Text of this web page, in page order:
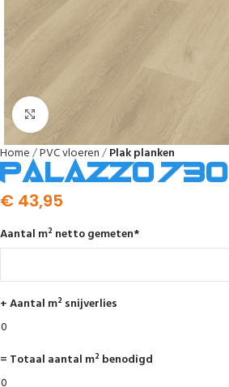
Home PVC vloeren Plak planken
Palazzo 730
€ 43,95
Aantal m² netto gemeten*
+ Aantal m² snijverlies
= Totaal aantal m² benodigd
Afbeelding vergroten